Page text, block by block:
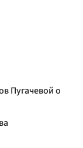
Пугачевой о